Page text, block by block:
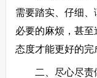
需要踏实、仔细
必要的麻烦，甚
态度才能更好的完
二、尽心尽责